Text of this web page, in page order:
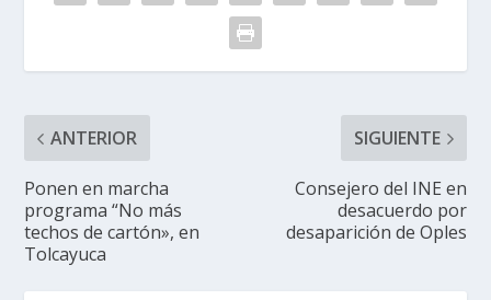
ANTERIOR
Ponen en marcha
programa “No más
techos de cartón», en
Tolcayuca
SIGUIENTE
Consejero del INE en
desacuerdo por
desaparición de Oples